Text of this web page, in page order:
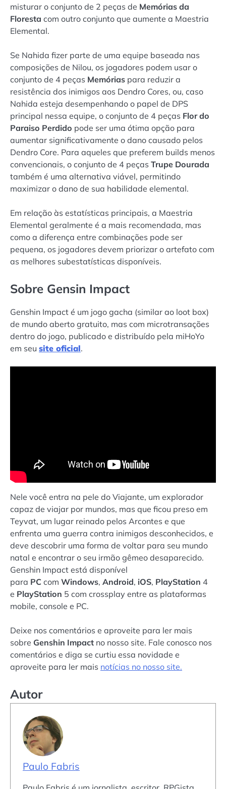
misturar o conjunto de 2 peças de Memórias da
Floresta com outro conjunto que aumente a Maestria
Elemental.
Se Nahida fizer parte de uma equipe baseada nas
composições de Nilou, os jogadores podem usar o
conjunto de 4 peças Memórias para reduzir a
resistência dos inimigos aos Dendro Cores, ou, caso
Nahida esteja desempenhando o papel de DPS
principal nessa equipe, o conjunto de 4 peças Flor do
Paraiso Perdido pode ser uma ótima opção para
aumentar significativamente o dano causado pelos
Dendro Core. Para aqueles que preferem builds menos
convencionais, o conjunto de 4 peças Trupe Dourada
também é uma alternativa viável, permitindo
maximizar o dano de sua habilidade elemental.
Em relação às estatísticas principais, a Maestria
Elemental geralmente é a mais recomendada, mas
como a diferença entre combinações pode ser
pequena, os jogadores devem priorizar o artefato com
as melhores subestatísticas disponíveis.
Sobre Gensin Impact
Genshin Impact é um jogo gacha (similar ao loot box)
de mundo aberto gratuito, mas com microtransações
dentro do jogo, publicado e distribuído pela miHoYo
em seu site oficial.
Nele você entra na pele do Viajante, um explorador
capaz de viajar por mundos, mas que ficou preso em
Teyvat, um lugar reinado pelos Arcontes e que
enfrenta uma guerra contra inimigos desconhecidos, e
deve descobrir uma forma de voltar para seu mundo
natal e encontrar o seu irmão gêmeo desaparecido.
Genshin Impact está disponível
para PC com Windows, Android, iOS, PlayStation 4
e PlayStation 5 com crossplay entre as plataformas
mobile, console e PC.
Deixe nos comentários e aproveite para ler mais
sobre Genshin Impact no nosso site. Fale conosco nos
comentários e diga se curtiu essa novidade e
aproveite para ler mais notícias no nosso site.
Autor
Paulo Fabris